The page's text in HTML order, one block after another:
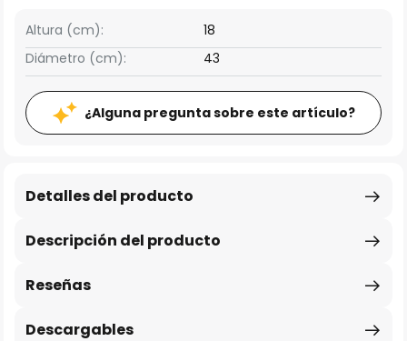
Altura (cm):
18
Diámetro (cm):
43
¿Alguna pregunta sobre este artículo?
Descripción del producto
Detalles del producto
Reseñas
Descargables